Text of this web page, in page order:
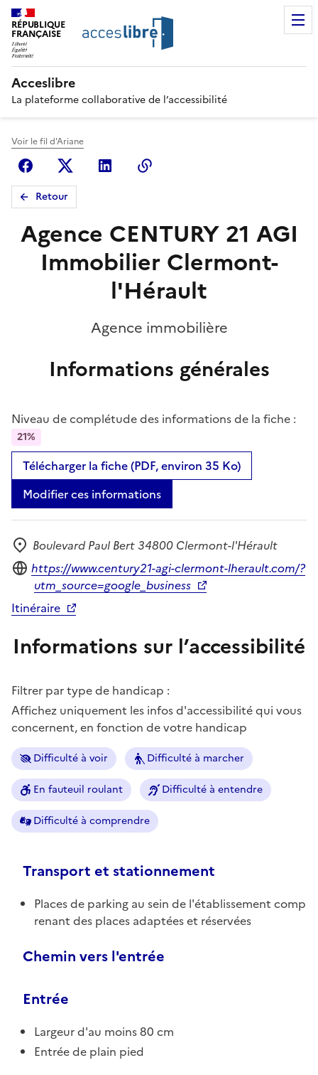
RÉPUBLIQUE
FRANÇAISE
Acceslibre
La plateforme collaborative de l’accessibilité
Voir le fil d'Ariane
FacebookX (anciennement Twitter)
Linkedin
Retour
Agence CENTURY 21 AGI
Immobilier Clermont-
l'Hérault
Agence immobilière
Informations générales
Niveau de complétude des informations de la fiche :
21%
Télécharger la fiche (PDF, environ 35 Ko)
Modifier ces informations
Adresse
Boulevard Paul Bert 34800 Clermont-l'Hérault
Site internet
https://www.century21-agi-clermont-lherault.com/?
utm_source=google_business
Itinéraire
Informations sur l’accessibilité
Filtrer par type de handicap :
Affichez uniquement les infos d'accessibilité qui vous
concernent, en fonction de votre handicap
Difficulté à voir Difficulté à marcher
En fauteuil roulant Difficulté à entendre
Difficulté à comprendre
Transport et stationnement
Places de parking au sein de l'établissement comp
renant des places adaptées et réservées
Chemin vers l'entrée
Entrée
Largeur d'au moins 80 cm
Entrée de plain pied